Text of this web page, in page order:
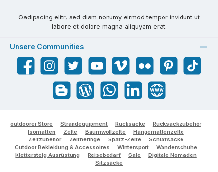
Gadipscing elitr, sed diam nonumy eirmod tempor invidunt ut
labore et dolore magna aliquyam erat.
Unsere Communities
FacebookInstagram Twitter YouTube Vimeo Flickr Pinterest TikTok
Blogger Blog WhatsApp Website
outdoorer Store Strandequipment Rucksäcke
Rucksackzubehör
Isomatten
Zelte Baumwollzelte
Hängemattenzelte
Zeltzubehör
Zeltheringe Spatz-Zelte
Schlafsäcke
Outdoor Bekleidung & Accessoires
Wintersport
Wanderschuhe
Klettersteig Ausrüstung
Reisebedarf Sale
Digitale Nomaden
Sitzsäcke